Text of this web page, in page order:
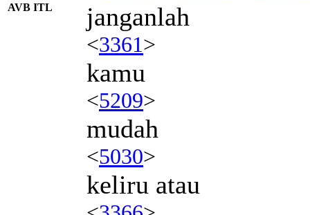
AVB ITL janganlah
<3361>
kamu
<5209>
mudah
<5030>
keliru atau